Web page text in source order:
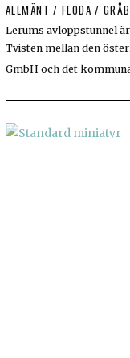
ALLMÄNT / FLODA /
Lerums avloppstunnel
Tvisten mellan den
GmbH och det